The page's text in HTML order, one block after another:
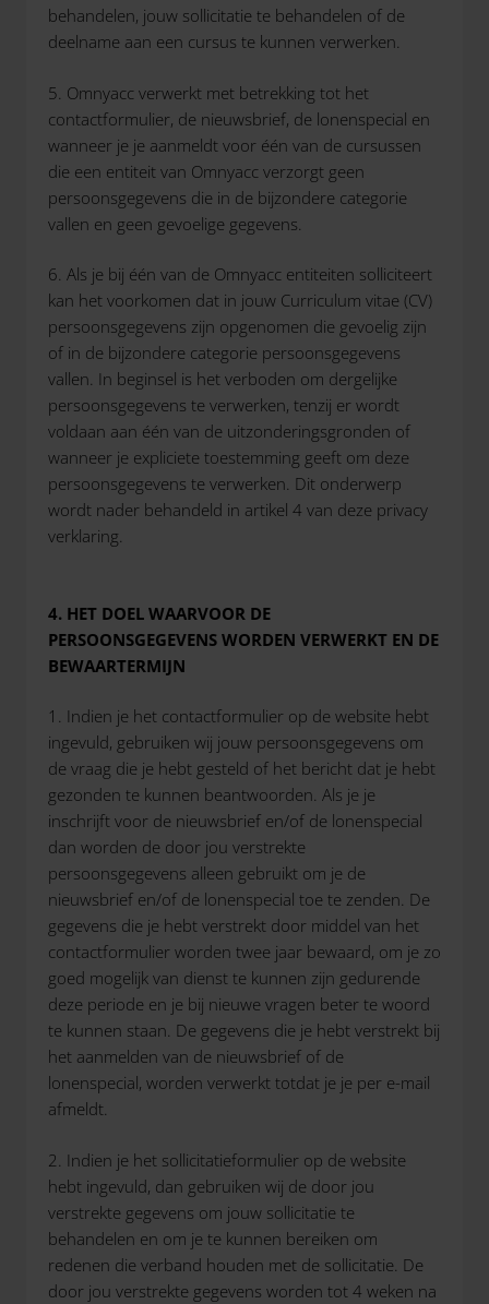
behandelen, jouw sollicitatie te behandelen of de
deelname aan een cursus te kunnen verwerken.
5. Omnyacc verwerkt met betrekking tot het
contactformulier, de nieuwsbrief, de lonenspecial en
wanneer je je aanmeldt voor één van de cursussen
die een entiteit van Omnyacc verzorgt geen
persoonsgegevens die in de bijzondere categorie
vallen en geen gevoelige gegevens.
6. Als je bij één van de Omnyacc entiteiten solliciteert
kan het voorkomen dat in jouw Curriculum vitae (CV)
persoonsgegevens zijn opgenomen die gevoelig zijn
of in de bijzondere categorie persoonsgegevens
vallen. In beginsel is het verboden om dergelijke
persoonsgegevens te verwerken, tenzij er wordt
voldaan aan één van de uitzonderingsgronden of
wanneer je expliciete toestemming geeft om deze
persoonsgegevens te verwerken. Dit onderwerp
wordt nader behandeld in artikel 4 van deze privacy
verklaring.
4. HET DOEL WAARVOOR DE
PERSOONSGEGEVENS WORDEN VERWERKT EN DE
BEWAARTERMIJN
1. Indien je het contactformulier op de website hebt
ingevuld, gebruiken wij jouw persoonsgegevens om
de vraag die je hebt gesteld of het bericht dat je hebt
gezonden te kunnen beantwoorden. Als je je
inschrijft voor de nieuwsbrief en/of de lonenspecial
dan worden de door jou verstrekte
persoonsgegevens alleen gebruikt om je de
nieuwsbrief en/of de lonenspecial toe te zenden. De
gegevens die je hebt verstrekt door middel van het
contactformulier worden twee jaar bewaard, om je zo
goed mogelijk van dienst te kunnen zijn gedurende
deze periode en je bij nieuwe vragen beter te woord
te kunnen staan. De gegevens die je hebt verstrekt bij
het aanmelden van de nieuwsbrief of de
lonenspecial, worden verwerkt totdat je je per e-mail
afmeldt.
2. Indien je het sollicitatieformulier op de website
hebt ingevuld, dan gebruiken wij de door jou
verstrekte gegevens om jouw sollicitatie te
behandelen en om je te kunnen bereiken om
redenen die verband houden met de sollicitatie. De
door jou verstrekte gegevens worden tot 4 weken na